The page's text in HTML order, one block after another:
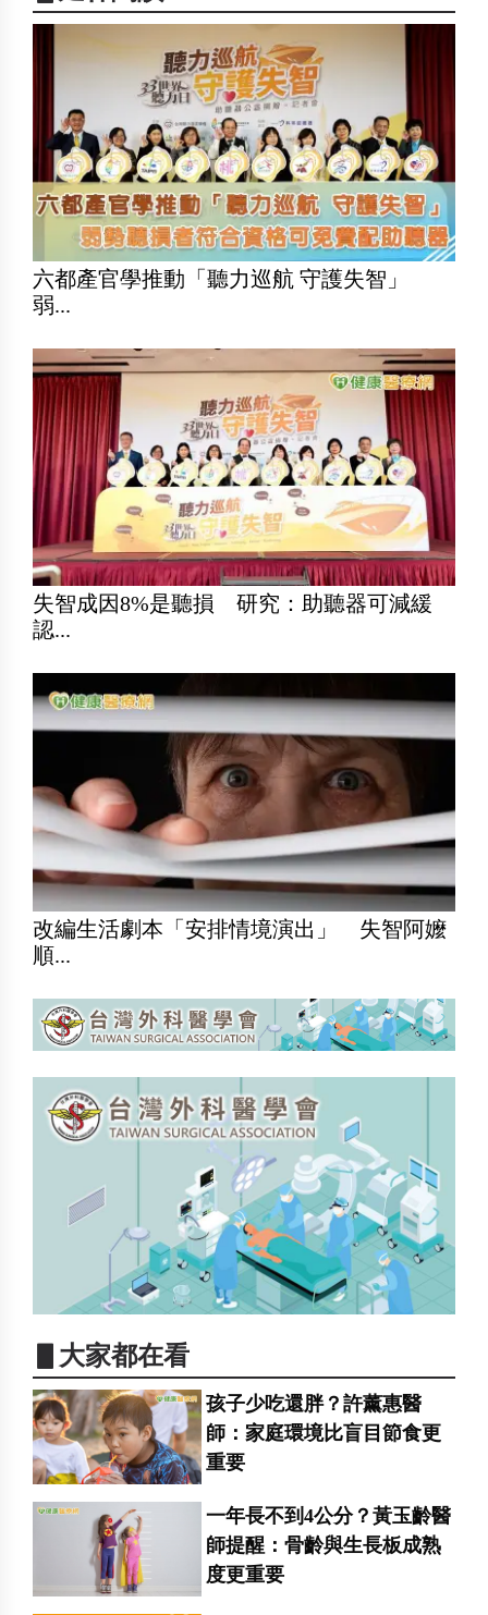
六都產官學推動「聽力巡航 守護失智」
弱...
失智成因8%是聽損 研究：助聽器可減緩
認...
改編生活劇本「安排情境演出」 失智阿嬤
順...
▋大家都在看
孩子少吃還胖？許薰惠醫
師：家庭環境比盲目節食更
重要
一年長不到4公分？黃玉齡醫
師提醒：骨齡與生長板成熟
度更重要